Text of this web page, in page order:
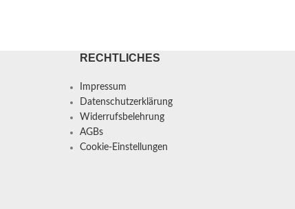
RECHTLICHES
Impressum
Datenschutzerklärung
Widerrufsbelehrung
AGBs
Cookie-Einstellungen